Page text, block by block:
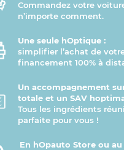
Commandez votre
n’importe comment.
Une seule hOptique :
simplifier l’achat de
financement 100% à
Un accompagnement
totale et un SAV
Tous les ingrédients
parfaite pour vous !
En hOpauto Store ou